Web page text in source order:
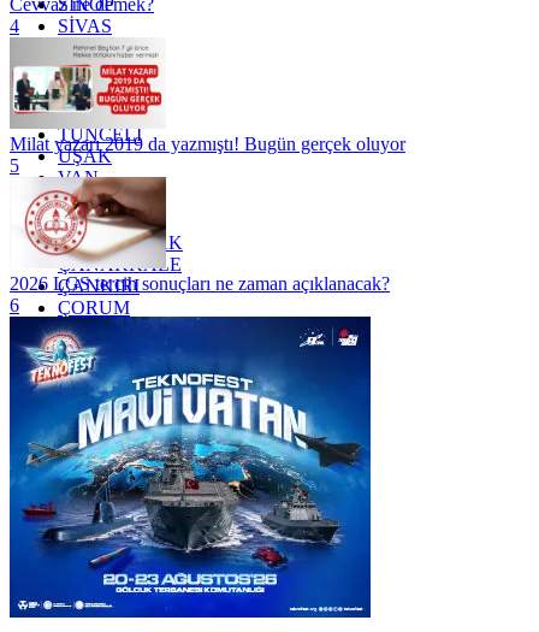
SİVAS
SİİRT
TEKİRDAĞ
TOKAT
TRABZON
TUNCELİ
UŞAK
VAN
YALOVA
YOZGAT
ZONGULDAK
ÇANAKKALE
ÇANKIRI
ÇORUM
İSTANBUL
İZMİR
ŞANLIURFA
ŞIRNAK
Cevvaz ne demek?
4
Milat yazarı 2019 da yazmıştı! Bugün gerçek oluyor
5
2026 LGS tercih sonuçları ne zaman açıklanacak?
6